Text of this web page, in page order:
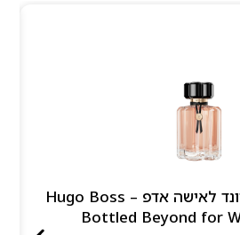
הוגו בוס בוטלד ביונד לאישה אדפ – Hugo Boss